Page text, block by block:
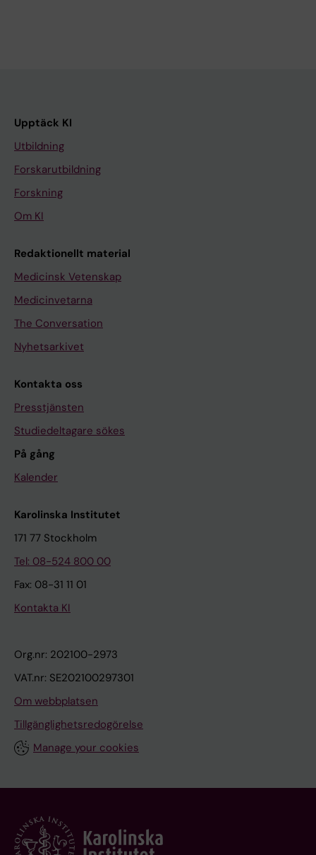
Upptäck KI
Utbildning
Forskarutbildning
Forskning
Om KI
Redaktionellt material
Medicinsk Vetenskap
Medicinvetarna
The Conversation
Nyhetsarkivet
Kontakta oss
Presstjänsten
Studiedeltagare sökes
På gång
Kalender
Karolinska Institutet
171 77 Stockholm
Tel: 08-524 800 00
Fax: 08-31 11 01
Kontakta KI
Org.nr: 202100-2973
VAT.nr: SE202100297301
Om webbplatsen
Tillgänglighetsredogörelse
Manage your cookies